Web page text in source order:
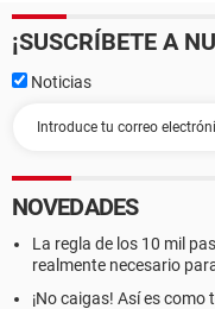
¡SUSCRÍBETE A
Noticias
NOVEDADES
La regla de los 10 mil
realmente necesario
¡No caigas! Así es